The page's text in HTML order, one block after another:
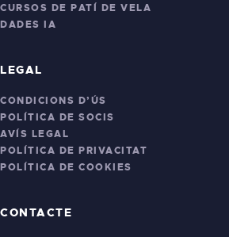
CURSOS DE PATÍ DE VELA
DADES IA
LEGAL
CONDICIONS D’ÚS
POLÍTICA DE SOCIS
AVÍS LEGAL
POLÍTICA DE PRIVACITAT
POLÍTICA DE COOKIES
CONTACTE